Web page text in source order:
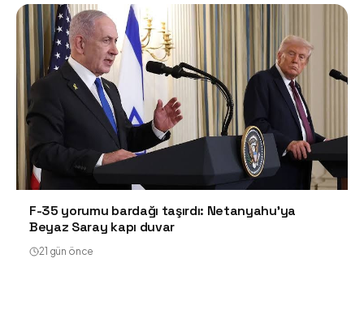
F-35 yorumu bardağı taşırdı: Netanyahu'ya
Beyaz Saray kapı duvar
21 gün önce